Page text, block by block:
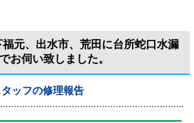
元、出水市、荒田に台所蛇口水漏
お伺い致しました。
タッフの修理報告